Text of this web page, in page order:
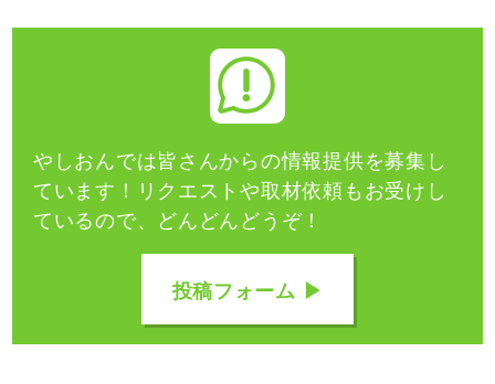
やしおんでは皆さんからの情報提供を募集し
ています！ リクエストや取材依頼もお受けし
ているので、どんどんどうぞ！
投稿フォーム ▶